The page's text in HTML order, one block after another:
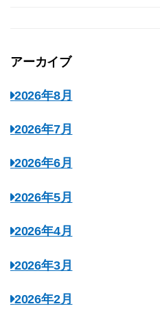
アーカイブ
2026年8月
2026年7月
2026年6月
2026年5月
2026年4月
2026年3月
2026年2月